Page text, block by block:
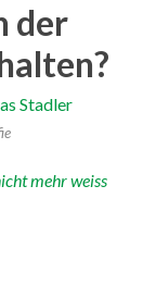
der
mehr weiss